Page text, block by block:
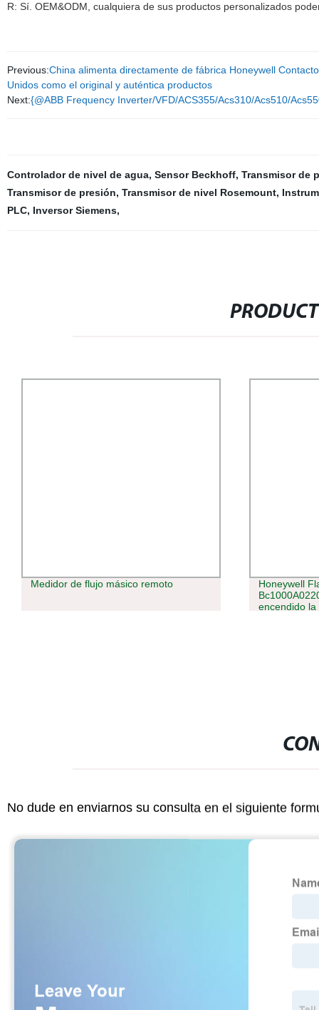
R: Sí. OEM&ODM, cualquiera de sus productos personalizados
Previous:China alimenta directamente de fábrica Honeywell
Unidos como el original y auténtica productos
Next:{@ABB Frequency Inverter/VFD/ACS355/Acs310/Acs510/
Controlador de nivel de agua, Sensor Beckhoff, Transmisor de
Transmisor de presión, Transmisor de nivel Rosemount,
PLC, Inversor Siemens,
Medidor de flujo másico remoto
Honeywell
encendido
No dude en enviarnos su consulta en el siguiente